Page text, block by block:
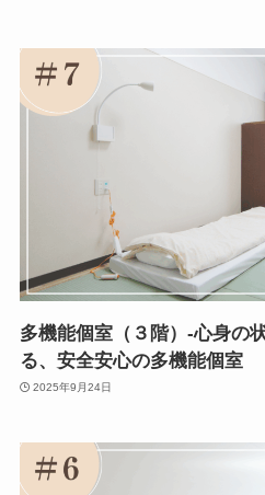
多機能個室（３階）-心身の
る、安全安心の多機能個室
2025年9月24日